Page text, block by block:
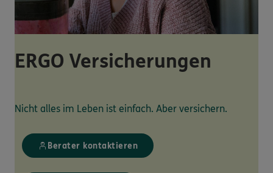
ERGO Versicherungen
Nicht alles im Leben ist einfach. Aber versichern.
Berater kontaktieren